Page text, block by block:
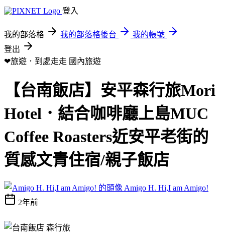
登入
我的部落格 我的部落格後台
我的帳號
登出
❤旅遊．到處走走 國內旅遊
【台南飯店】安平森行旅Mori
Hotel．結合咖啡廳上島MUC
Coffee Roasters近安平老街的
質感文青住宿/親子飯店
Amigo H. Hi,I am Amigo!
2年前